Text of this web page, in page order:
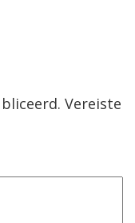
Vereiste